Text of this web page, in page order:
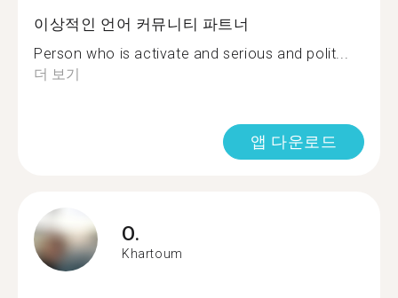
이상적인 언어 커뮤니티 파트너
Person who is activate and serious and polit...
더 보기
앱 다운로드
O.
Khartoum